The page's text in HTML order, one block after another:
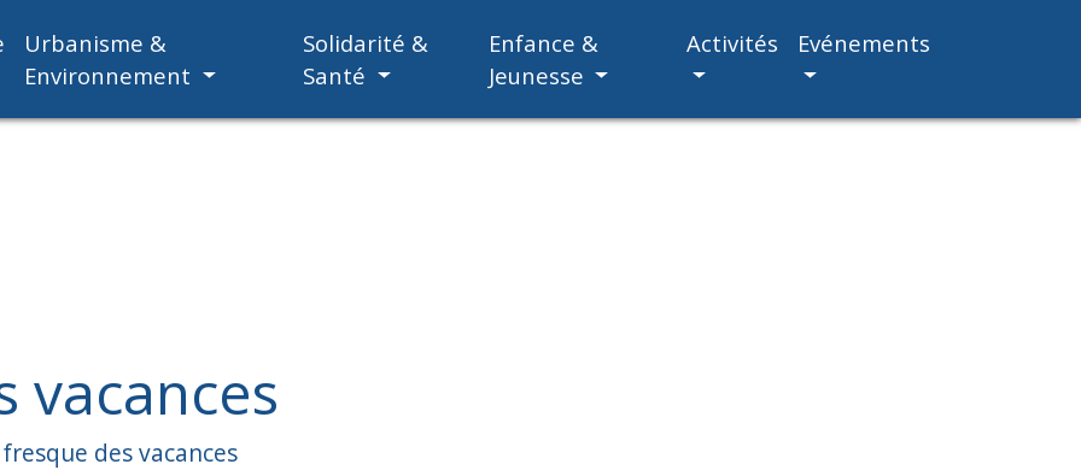
Urbanisme &
Environnement
Solidarité &
Santé
Enfance &
Jeunesse
Activités Evénements
vacances
fresque des vacances